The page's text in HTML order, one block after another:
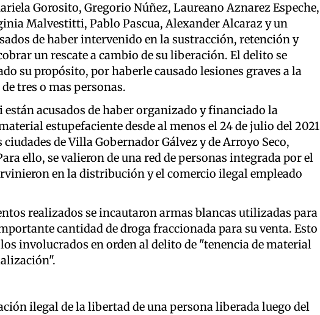
Gorosito, Gregorio Núñez, Laureano Aznarez Espeche,
Malvestitti, Pablo Pascua, Alexander Alcaraz y un
de haber intervenido en la sustracción, retención y
un rescate a cambio de su liberación. El delito se
su propósito, por haberle causado lesiones graves a la
tres o mas personas.
acusados de haber organizado y financiado la
estupefaciente desde al menos el 24 de julio del 2021
de Villa Gobernador Gálvez y de Arroyo Seco,
ello, se valieron de una red de personas integrada por el
en la distribución y el comercio ilegal empleado
realizados se incautaron armas blancas utilizadas para
cantidad de droga fraccionada para su venta. Esto
involucrados en orden al delito de "tenencia de material
ilegal de la libertad de una persona liberada luego del